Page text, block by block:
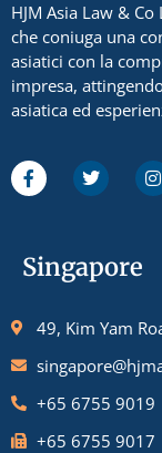
HJM Asia Law &
che coniuga una
asiatici con la
impresa,
asiatica ed
Singapore
49, Kim Yam
+65 6755 9019
+65 6755 9017